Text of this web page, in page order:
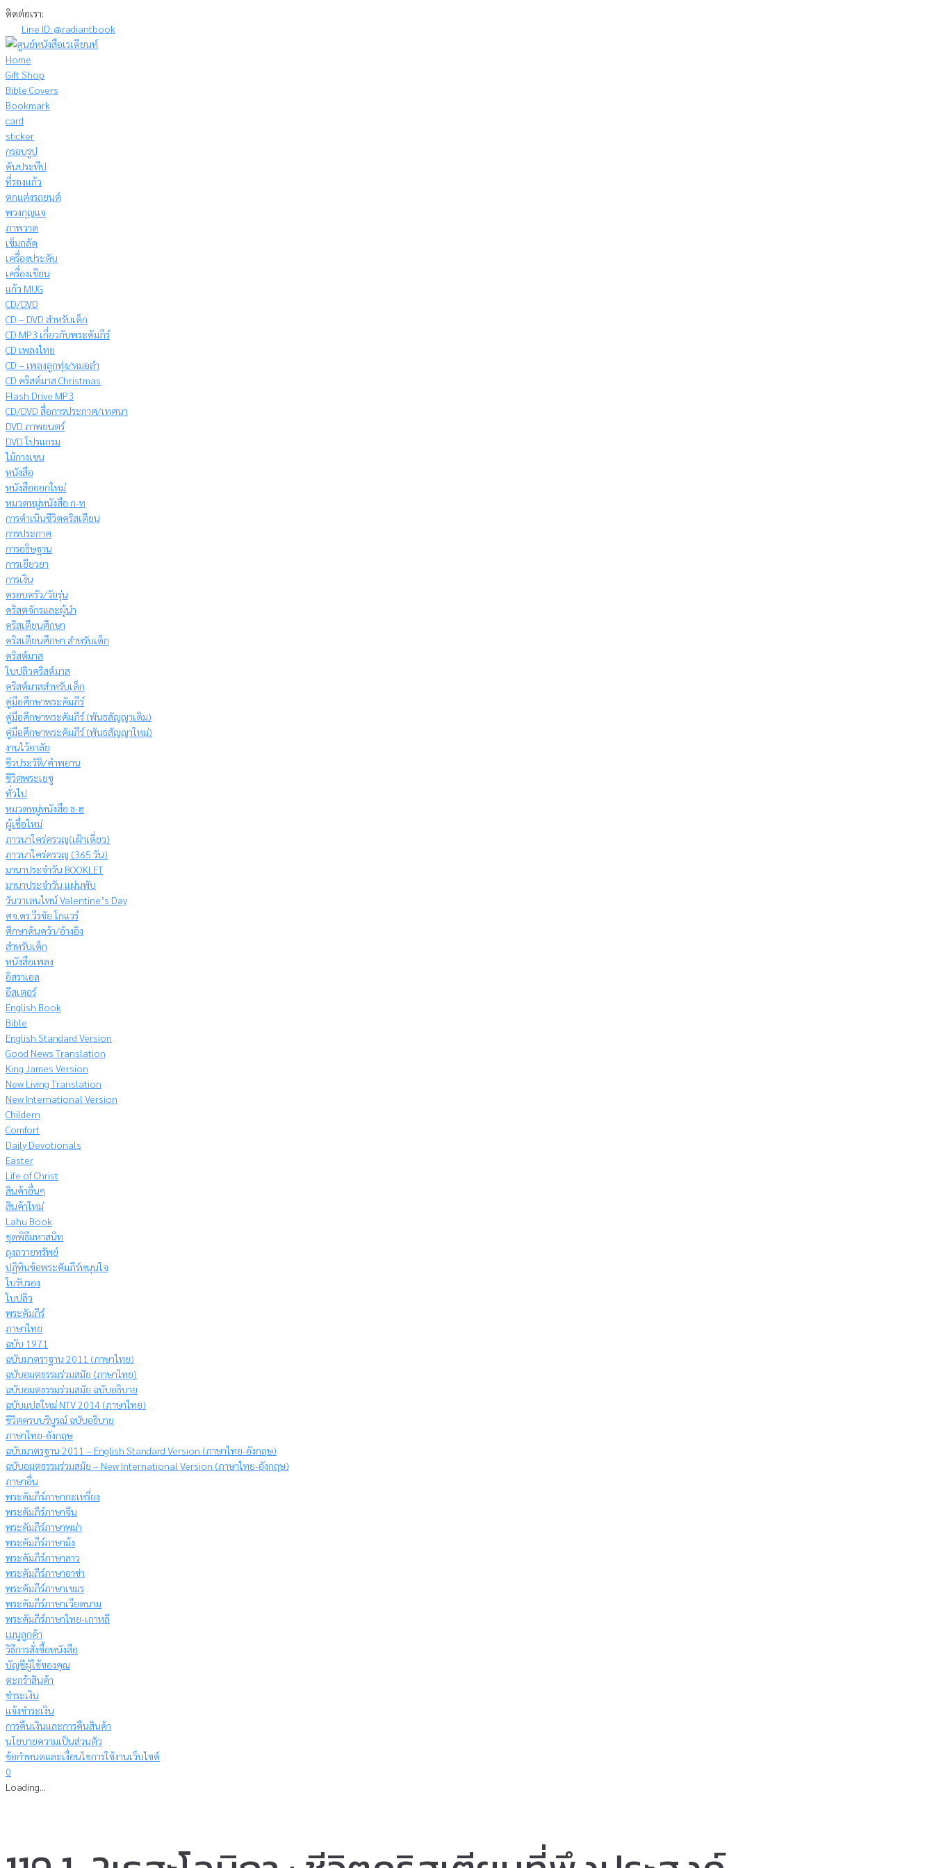
Skip
content
ติดต่อเรา:
Line ID: @radiantbook
Home
Gift Shop
Bible Covers
Bookmark
card
sticker
กรอบรูป
คันประทีป
ที่รองแก้ว
ตกแต่งรถยนต์
พวงกุญแจ
ภาพวาด
เข็มกลัด
เครื่องประดับ
เครื่องเขียน
แก้ว MUG
CD/DVD
CD – DVD สำหรับเด็ก
CD MP3 เกี่ยวกับพระคัมภีร์
CD เพลงไทย
CD – เพลงลูกทุ่ง/หมอลำ
CD คริสต์มาส Christmas
Flash Drive MP3
CD/DVD สื่อการประกาศ/เทศนา
DVD ภาพยนตร์
DVD โปรแกรม
ไม้กางเขน
หนังสือ
หนังสือออกใหม่
หมวดหมู่หนังสือ ก-ท
การดำเนินชีวิตคริสเตียน
การประกาศ
การอธิษฐาน
การเยียวยา
การเงิน
ครอบครัว/วัยรุ่น
คริสตจักรและผู้นำ
คริสเตียนศึกษา
คริสเตียนศึกษา สำหรับเด็ก
คริสต์มาส
ใบปลิวคริสต์มาส
คริสต์มาสสำหรับเด็ก
คู่มือศึกษาพระคัมภีร์
คู่มือศึกษาพระคัมภีร์ (พันธสัญญาเดิม)
คู่มือศึกษาพระคัมภีร์ (พันธสัญญาใหม่)
งานไว้อาลัย
ชีวประวัติ/คำพยาน
ชีวิตพระเยซู
ทั่วไป
หมวดหมู่หนังสือ ธ-ฮ
ผู้เชื่อใหม่
ภาวนาใคร่ครวญ(เฝ้าเดี่ยว)
ภาวนาใคร่ครวญ (365 วัน)
มานาประจำวัน BOOKLET
มานาประจำวัน แผ่นพับ
วันวาเลนไทน์ Valentine’s Day
ศจ.ดร.วีรชัย โกแวร์
ศึกษาค้นคว้า/อ้างอิง
สำหรับเด็ก
หนังสือเพลง
อิสราเอล
อีสเตอร์
English Book
Bible
English Standard Version
Good News Translation
King James Version
New Living Translation
New International Version
Childern
Comfort
Daily Devotionals
Easter
Life of Christ
สินค้าอื่นๆ
สินค้าใหม่
Lahu Book
ชุดพิธีมหาสนิท
ถุงถวายทรัพย์
ปฏิทินข้อพระคัมภีร์หนุนใจ
ใบรับรอง
ใบปลิว
พระคัมภีร์
ภาษาไทย
ฉบับ 1971
ฉบับมาตราฐาน 2011 (ภาษาไทย)
ฉบับอมตธรรมร่วมสมัย (ภาษาไทย)
ฉบับอมตธรรมร่วมสมัย ฉบับอธิบาย
ฉบับแปลใหม่ NTV 2014 (ภาษาไทย)
ชีวิตครบบริบูรณ์ ฉบับอธิบาย
ภาษาไทย-อังกฤษ
ฉบับมาตรฐาน 2011 – English Standard Version (ภาษาไทย-อังกฤษ)
ฉบับอมตธรรมร่วมสมัย – New International Version (ภาษาไทย-อังกฤษ)
ภาษาอื่น
พระคัมภีร์ภาษากะเหรี่ยง
พระคัมภีร์ภาษาจีน
พระคัมภีร์ภาษาพม่า
พระคัมภีร์ภาษาม้ง
พระคัมภีร์ภาษาลาว
พระคัมภีร์ภาษาอาข่า
พระคัมภีร์ภาษาเขมร
พระคัมภีร์ภาษาเวียดนาม
พระคัมภีร์ภาษาไทย-เกาหลี
เมนูลูกค้า
วิธีการสั่งซื้อหนังสือ
บัญชีผู้ใช้ของคุณ
ตะกร้าสินค้า
ชำระเงิน
แจ้งชำระเงิน
การคืนเงินและการคืนสินค้า
นโยบายความเป็นส่วนตัว
ข้อกำหนดและเงื่อนไขการใช้งานเว็บไซต์
0
Loading...